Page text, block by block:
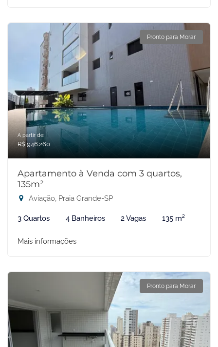
Pronto para Morar
A partir de:
R$ 946.260
Apartamento à Venda com 3 quartos,
135m²
Aviação, Praia Grande-SP
3 Quartos 4 Banheiros 2 Vagas 135 m²
Mais informações
Pronto para Morar